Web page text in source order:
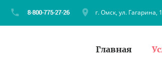
г. Омск, ул. Гагарина,
Главная